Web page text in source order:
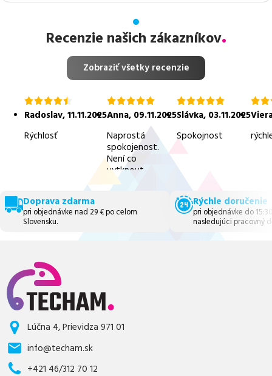
Recenzie našich zákazníkov
Zobraziť všetky recenzie
hodnotenie
4.5
5
Radoslav,11.11.2025
Rýchlosť
hodnotenie
5.0
5
Anna, 09.11.2025
Naprostá
spokojenost.
Není co
vytknout.
hodnotenie
5.0
5
Slávka, 03.11.2025
Spokojnost
5.0
5
Doprava zdarma
pri objednávke nad 29 € po celom
Slovensku.
Rýchle doručenie
pri objednávke do
nasledujúci pracovný
Lúčna 4, Prievidza 971 01
info@techam.sk
+421 46/312 70 12